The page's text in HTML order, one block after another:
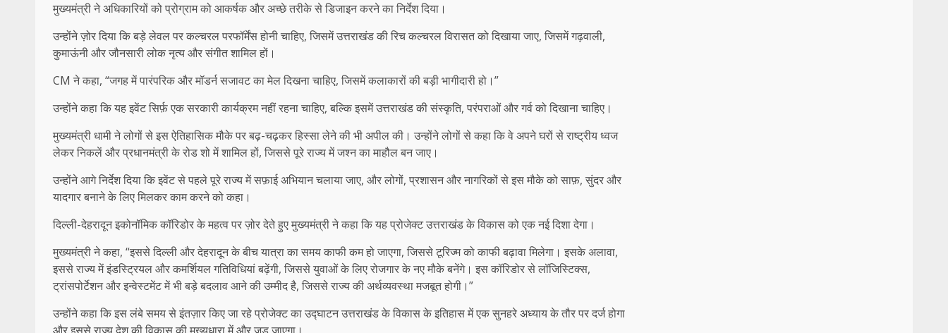
मुख्यमंत्री ने अधिकारियों को प्रोग्राम को आकर्षक और अच्छे तरीके से डिजाइन करने का निर्देश दिया।
उन्होंने ज़ोर दिया कि बड़े लेवल पर कल्चरल परफॉर्मेंस होनी चाहिए, जिसमें उत्तराखंड की रिच कल्चरल विरासत को दिखाया जाए, जिसमें गढ़वाली,
कुमाऊंनी और जौनसारी लोक नृत्य और संगीत शामिल हों।
CM ने कहा, “जगह में पारंपरिक और मॉडर्न सजावट का मेल दिखना चाहिए, जिसमें कलाकारों की बड़ी भागीदारी हो।”
उन्होंने कहा कि यह इवेंट सिर्फ़ एक सरकारी कार्यक्रम नहीं रहना चाहिए, बल्कि इसमें उत्तराखंड की संस्कृति, परंपराओं और गर्व को दिखाना चाहिए।
मुख्यमंत्री धामी ने लोगों से इस ऐतिहासिक मौके पर बढ़-चढ़कर हिस्सा लेने की भी अपील की। ​​उन्होंने लोगों से कहा कि वे अपने घरों से राष्ट्रीय ध्वज
लेकर निकलें और प्रधानमंत्री के रोड शो में शामिल हों, जिससे पूरे राज्य में जश्न का माहौल बन जाए।
उन्होंने आगे निर्देश दिया कि इवेंट से पहले पूरे राज्य में सफ़ाई अभियान चलाया जाए, और लोगों, प्रशासन और नागरिकों से इस मौके को साफ़, सुंदर और
यादगार बनाने के लिए मिलकर काम करने को कहा।
दिल्ली-देहरादून इकोनॉमिक कॉरिडोर के महत्व पर ज़ोर देते हुए मुख्यमंत्री ने कहा कि यह प्रोजेक्ट उत्तराखंड के विकास को एक नई दिशा देगा।
मुख्यमंत्री ने कहा, “इससे दिल्ली और देहरादून के बीच यात्रा का समय काफी कम हो जाएगा, जिससे टूरिज्म को काफी बढ़ावा मिलेगा। इसके अलावा,
इससे राज्य में इंडस्ट्रियल और कमर्शियल गतिविधियां बढ़ेंगी, जिससे युवाओं के लिए रोजगार के नए मौके बनेंगे। इस कॉरिडोर से लॉजिस्टिक्स,
ट्रांसपोर्टेशन और इन्वेस्टमेंट में भी बड़े बदलाव आने की उम्मीद है, जिससे राज्य की अर्थव्यवस्था मजबूत होगी।”
उन्होंने कहा कि इस लंबे समय से इंतज़ार किए जा रहे प्रोजेक्ट का उद्घाटन उत्तराखंड के विकास के इतिहास में एक सुनहरे अध्याय के तौर पर दर्ज होगा